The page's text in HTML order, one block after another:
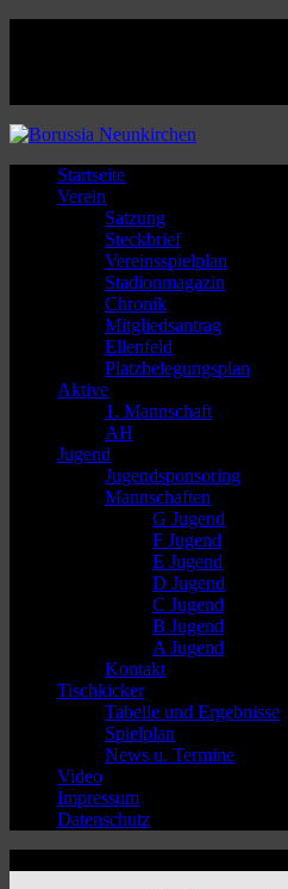
Startseite
Verein
Satzung
Steckbrief
Vereinsspielplan
Stadionmagazin
Chronik
Mitgliedsantrag
Ellenfeld
Platzbelegungsplan
Aktive
1. Mannschaft
AH
Jugend
Jugendsponsoring
Mannschaften
G Jugend
F Jugend
E Jugend
D Jugend
C Jugend
B Jugend
A Jugend
Kontakt
Tischkicker
Tabelle und Ergebnisse
Spielplan
News u. Termine
Video
Impressum
Datenschutz